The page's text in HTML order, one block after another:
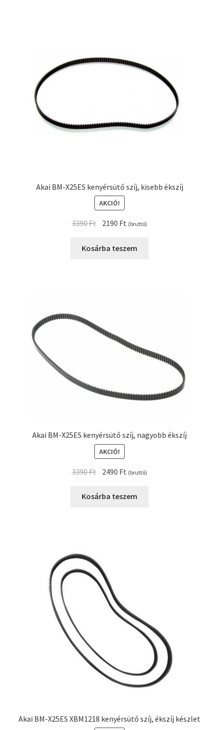
Akai BM-X25ES kenyérsütő szíj, kisebb ékszíj
AKCIÓ!
3390Ft Original
was:
2190 Ft Current
is:
(bruttó)
Kosárba teszem
Akai BM-X25ES kenyérsütő szíj, nagyobb ékszíj
AKCIÓ!
3390Ft Original
was:
2490 Ft Current
is:
(bruttó)
Kosárba teszem
Akai BM-X25ES XBM1218 kenyérsütő szíj, ékszíj készlet